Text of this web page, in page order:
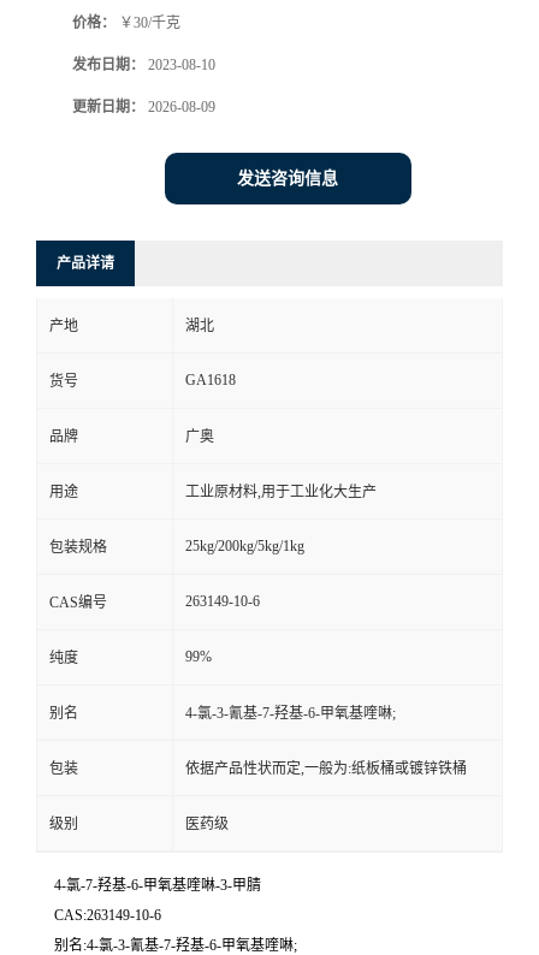
价格： ￥30/千克
发布日期： 2023-08-10
更新日期： 2026-08-09
发送咨询信息
产品详请
产地 湖北
货号 GA1618
品牌 广奥
用途 工业原材料,用于工业化大生产
包装规格 25kg/200kg/5kg/1kg
CAS编号 263149-10-6
纯度 99%
别名 4-氯-3-氰基-7-羟基-6-甲氧基喹啉;
包装 依据产品性状而定,一般为:纸板桶或镀锌铁桶
级别 医药级
4-氯-7-羟基-6-甲氧基喹啉-3-甲腈
CAS:263149-10-6
别名:4-氯-3-氰基-7-羟基-6-甲氧基喹啉;